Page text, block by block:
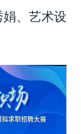
、艺术设